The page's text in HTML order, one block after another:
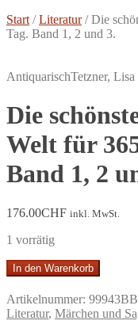
Start /Literatur/Die
Tag. Band 1, 2 und 3.
AntiquarischTetzner,
Die
Welt für
Band 1, 2
176.00CHF inkl. MwSt.
1 vorrätig
Die
schönsten
Märchen
der
Welt
In den Warenkorb
Artikelnummer: 99943BB
Literatur, Märchen und